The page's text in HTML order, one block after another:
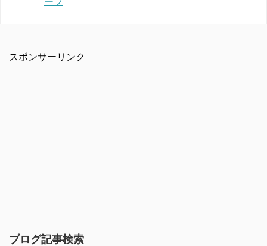
スポンサーリンク
ブログ記事検索